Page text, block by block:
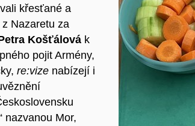
křesťané a
Nazaretu za
Košťálová k
pojit Armény,
re:vize nabízejí i
nazvanou Mor,